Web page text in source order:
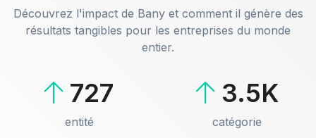
Découvrez l'impact de Bany et comment il génère des
résultats tangibles pour les entreprises du monde
entier.
727
entité
3.5K
catégorie